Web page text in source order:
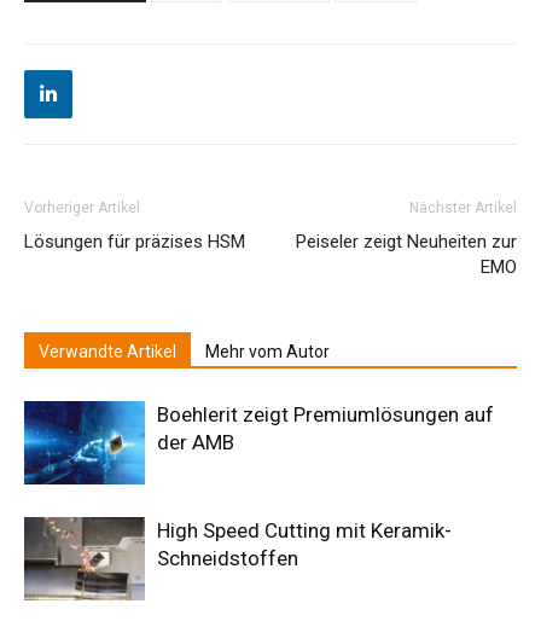
Vorheriger Artikel
Lösungen für präzises HSM
Nächster Artikel
Peiseler zeigt Neuheiten zur
EMO
Verwandte Artikel Mehr vom Autor
Boehlerit zeigt Premiumlösungen auf
der AMB
High Speed Cutting mit Keramik-
Schneidstoffen